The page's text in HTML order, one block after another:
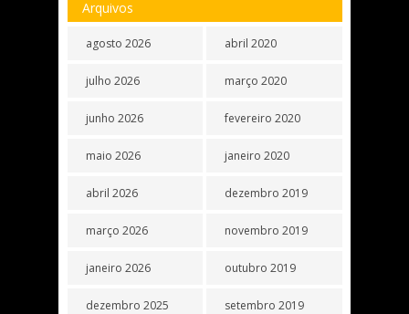
Arquivos
agosto 2026
julho 2026
junho 2026
maio 2026
abril 2026
março 2026
janeiro 2026
dezembro 2025
abril 2020
março 2020
fevereiro 2020
janeiro 2020
dezembro 2019
novembro 2019
outubro 2019
setembro 2019